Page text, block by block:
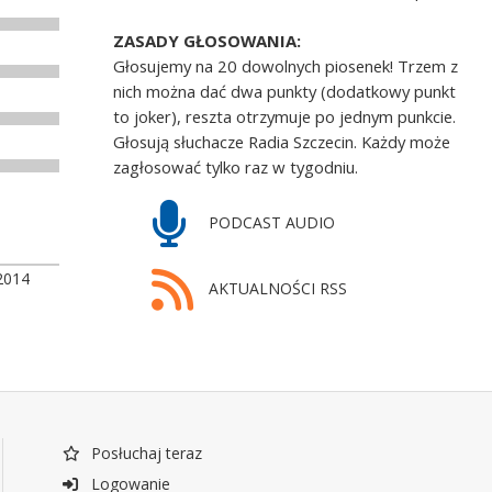
ZASADY GŁOSOWANIA:
Głosujemy na 20 dowolnych piosenek! Trzem z
nich można dać dwa punkty (dodatkowy punkt
to joker), reszta otrzymuje po jednym punkcie.
Głosują słuchacze Radia Szczecin. Każdy może
zagłosować tylko raz w tygodniu.
PODCAST AUDIO
AKTUALNOŚCI RSS
Posłuchaj teraz
Logowanie